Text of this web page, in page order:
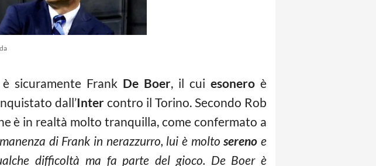
sicuramente Frank De Boer, il cui esonero è
dall’Intercontro il Torino. Secondo Rob
è in realtà molto tranquilla, come confermato a
di Frank in nerazzurro, lui è moltosereno e
difficoltà ma fa parte del gioco. De Boer è